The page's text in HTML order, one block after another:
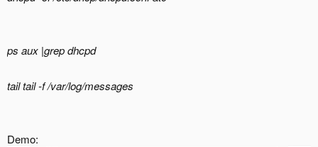
ps aux |grep dhcpd
tail tail -f /var/log/messages
Demo: